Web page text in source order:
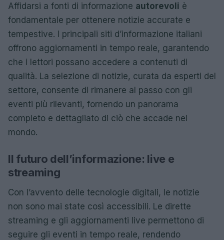
Affidarsi a fonti di informazione autorevoli è
fondamentale per ottenere notizie accurate e
tempestive. I principali siti d’informazione italiani
offrono aggiornamenti in tempo reale, garantendo
che i lettori possano accedere a contenuti di
qualità. La selezione di notizie, curata da esperti del
settore, consente di rimanere al passo con gli
eventi più rilevanti, fornendo un panorama
completo e dettagliato di ciò che accade nel
mondo.
Il futuro dell’informazione: live e
streaming
Con l’avvento delle tecnologie digitali, le notizie
non sono mai state così accessibili. Le dirette
streaming e gli aggiornamenti live permettono di
seguire gli eventi in tempo reale, rendendo